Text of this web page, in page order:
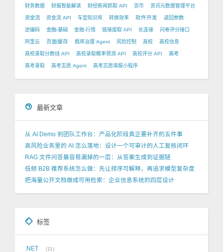
财务数据 财报智能解读 财经新闻抓取 API 货币 资讯元数据管理平台
资金流 资金流 API 车型知识库 转换效率 软件开发 返回参数
逆编码 金融-基础 金融-行情 链接提取 API 长连接 问卷评分接口
阿里云 页面缓存 题库治理 Agent 风险控制 高校 高校信息
高校录取分数线 API 高校录取概率预测 API 高校评分 API 高考
高考录取 高考志愿 Agent 高考志愿填报小程序
最新文章
从 AI Demo 到团队工作台：产品化阶段真正要补齐的五件事
高风险业务里的 AI 怎么落地：设计一个可审计的人工复核闭环
RAG 文件问答最容易漏掉的一层：从答案生成到证据链
低频 B2B 推荐系统怎么做：先让排序可解释，再追求模型复杂度
把海量公开文档做成可用检索：企业信息系统的四层设计
标签
.NET 11